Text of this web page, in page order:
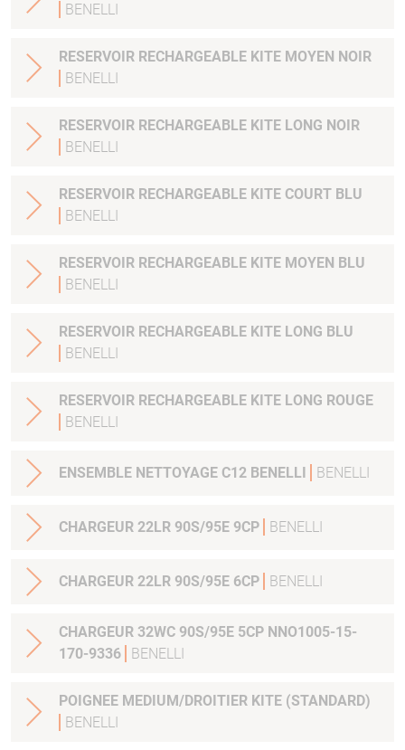
BENELLI
RESERVOIR RECHARGEABLE KITE MOYEN NOIR
BENELLI
RESERVOIR RECHARGEABLE KITE LONG NOIR
BENELLI
RESERVOIR RECHARGEABLE KITE COURT BLU
BENELLI
RESERVOIR RECHARGEABLE KITE MOYEN BLU
BENELLI
RESERVOIR RECHARGEABLE KITE LONG BLU
BENELLI
RESERVOIR RECHARGEABLE KITE LONG ROUGE
BENELLI
ENSEMBLE NETTOYAGE C12 BENELLI BENELLI
CHARGEUR 22LR 90S/95E 9CP BENELLI
CHARGEUR 22LR 90S/95E 6CP BENELLI
CHARGEUR 32WC 90S/95E 5CP NNO1005-15-
170-9336
BENELLI
POIGNEE MEDIUM/DROITIER KITE (STANDARD)
BENELLI